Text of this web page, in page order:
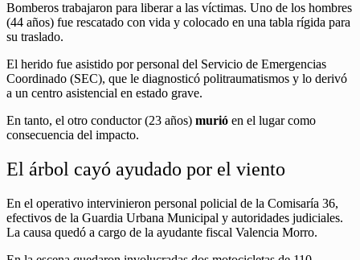
Bomberos trabajaron para liberar a las víctimas. Uno de los hombres
(44 años) fue rescatado con vida y colocado en una tabla rígida para
su traslado.
El herido fue asistido por personal del Servicio de Emergencias
Coordinado (SEC), que le diagnosticó politraumatismos y lo derivó
a un centro asistencial en estado grave.
En tanto, el otro conductor (23 años) murió en el lugar como
consecuencia del impacto.
El árbol cayó ayudado por el viento
En el operativo intervinieron personal policial de la Comisaría 36,
efectivos de la Guardia Urbana Municipal y autoridades judiciales.
La causa quedó a cargo de la ayudante fiscal Valencia Morro.